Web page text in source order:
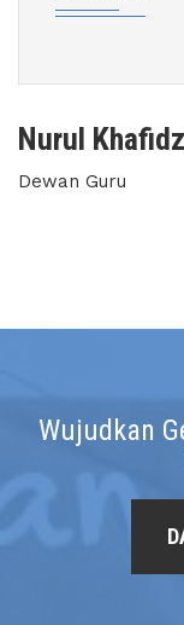
Nurul
Dewan Guru
Wujudkan